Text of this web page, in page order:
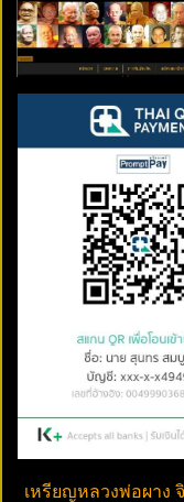
เหรียญหลวงพ่อผาง